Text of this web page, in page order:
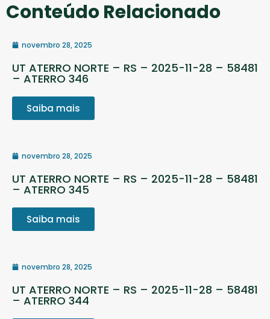
Conteúdo Relacionado
novembro 28, 2025
UT ATERRO NORTE – RS – 2025-11-28 – 58481
– ATERRO 346
Saiba mais
novembro 28, 2025
UT ATERRO NORTE – RS – 2025-11-28 – 58481
– ATERRO 345
Saiba mais
novembro 28, 2025
UT ATERRO NORTE – RS – 2025-11-28 – 58481
– ATERRO 344